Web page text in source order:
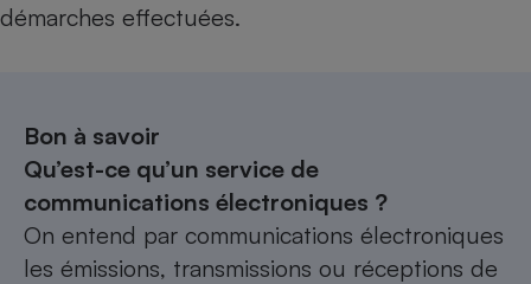
démarches effectuées.
Bon à savoir
Qu’est-ce qu’un service de
communications électroniques ?
On entend par communications électroniques
les émissions, transmissions ou réceptions de